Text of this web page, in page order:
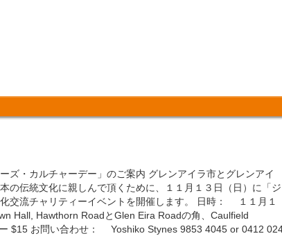
ズ・カルチャーデー」のご案内 グレンアイラ市とグレンアイ
の伝統文化に親しんで頂くために、１１月１３日（日）に「ジ
交流チャリティーイベントを開催します。 日時： １１月１
Hall, Hawthorn RoadとGlen Eira Roadの角、Caulfield
$15 お問い合わせ： Yoshiko Stynes 9853 4045 or 0412